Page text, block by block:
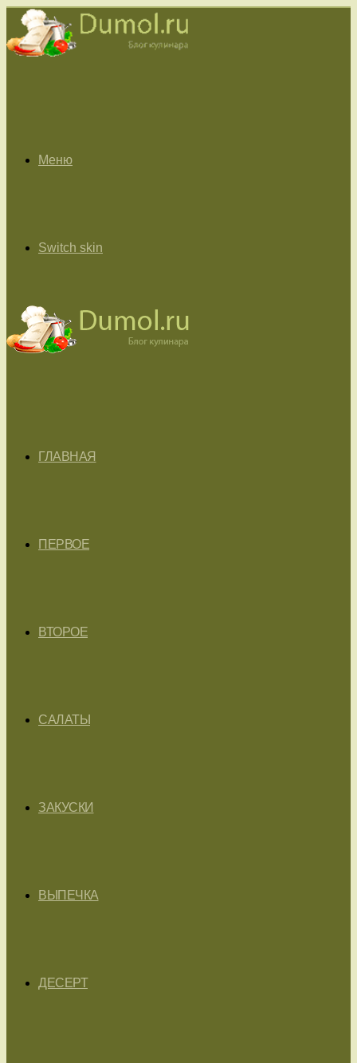
Меню
Switch skin
ГЛАВНАЯ
ПЕРВОЕ
ВТОРОЕ
САЛАТЫ
ЗАКУСКИ
ВЫПЕЧКА
ДЕСЕРТ